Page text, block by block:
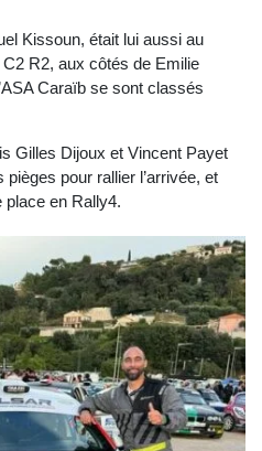
Kissoun, était lui aussi au
C2 R2, aux côtés de Emilie
Caraïb se sont classés
Gilles Dijoux et Vincent Payet
pour rallier l’arrivée, et
place en Rally4.